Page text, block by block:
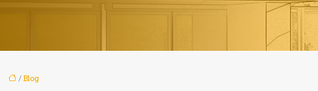
/ Blog